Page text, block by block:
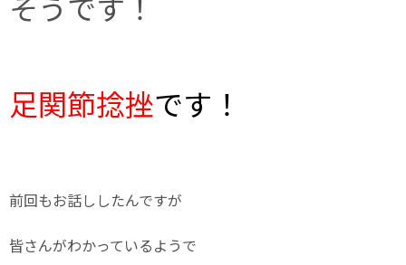
そうです！
足関節捻挫です！
前回もお話ししたんですが
皆さんがわかっているようで